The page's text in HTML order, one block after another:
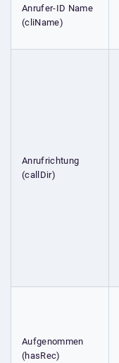
Anrufer-ID Name
(cliName)
Anrufrichtung
(callDir)
Aufgenommen
(hasRec)